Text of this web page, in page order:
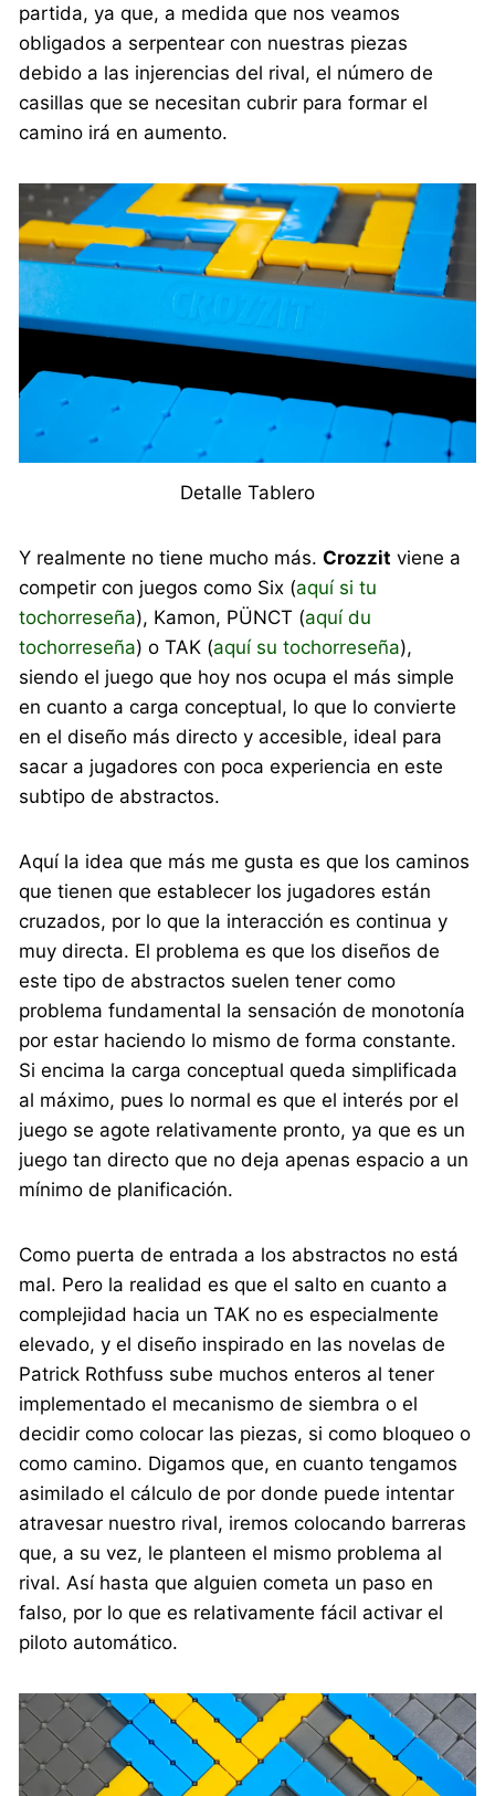
partida, ya que, a medida que nos veamos
obligados a serpentear con nuestras piezas
debido a las injerencias del rival, el número de
casillas que se necesitan cubrir para formar el
camino irá en aumento.
Detalle Tablero
Y realmente no tiene mucho más.Crozzit viene a
competir con juegos como Six (aquí si tu
tochorreseña), Kamon, PÜNCT (aquí du
tochorreseña) o TAK (aquí su tochorreseña),
siendo el juego que hoy nos ocupa el más simple
en cuanto a carga conceptual, lo que lo convierte
en el diseño más directo y accesible, ideal para
sacar a jugadores con poca experiencia en este
subtipo de abstractos.
Aquí la idea que más me gusta es que los caminos
que tienen que establecer los jugadores están
cruzados, por lo que la interacción es continua y
muy directa. El problema es que los diseños de
este tipo de abstractos suelen tener como
problema fundamental la sensación de monotonía
por estar haciendo lo mismo de forma constante.
Si encima la carga conceptual queda simplificada
al máximo, pues lo normal es que el interés por el
juego se agote relativamente pronto, ya que es un
juego tan directo que no deja apenas espacio a un
mínimo de planificación.
Como puerta de entrada a los abstractos no está
mal. Pero la realidad es que el salto en cuanto a
complejidad hacia un TAK no es especialmente
elevado, y el diseño inspirado en las novelas de
Patrick Rothfuss sube muchos enteros al tener
implementado el mecanismo de siembra o el
decidir como colocar las piezas, si como bloqueo o
como camino. Digamos que, en cuanto tengamos
asimilado el cálculo de por donde puede intentar
atravesar nuestro rival, iremos colocando barreras
que, a su vez, le planteen el mismo problema al
rival. Así hasta que alguien cometa un paso en
falso, por lo que es relativamente fácil activar el
piloto automático.